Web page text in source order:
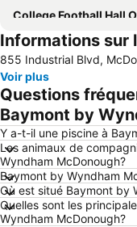
College Football Hall
Peachtree Street
Bliss Alanta - Midtown
Informations sur
855 Industrial Blvd,
Voir plus
Questions
Baymont by
Y a-t-il une piscine à
Les animaux de
Wyndham McDonough?
Baymont by Wyndham
Où est situé Baymont by
Quelles sont les
Wyndham McDonough?